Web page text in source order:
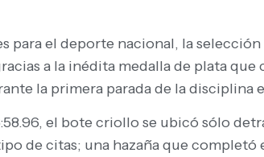
para el deporte nacional, la
a la inédita medalla de plata
la primera parada de la disciplina
el bote criollo se ubicó sólo
de citas; una hazaña que